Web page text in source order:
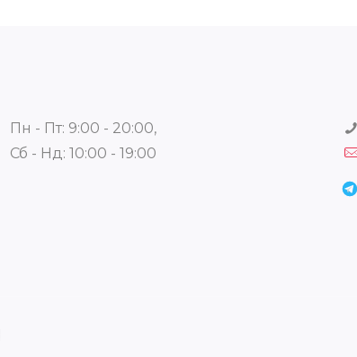
Пн - Пт: 9:00 - 20:00,
Сб - Нд: 10:00 - 19:00